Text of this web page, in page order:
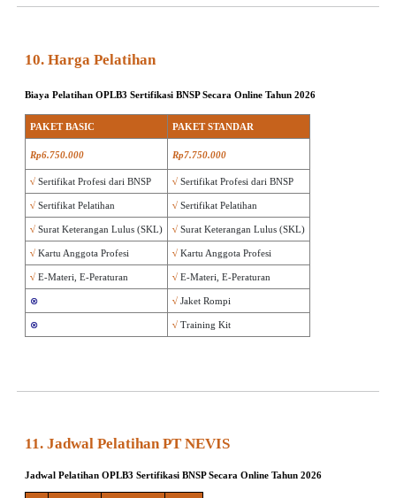
10. Harga Pelatihan
Biaya Pelatihan OPLB3 Sertifikasi BNSP Secara Online Tahun 2026
PAKET BASIC PAKET STANDAR
Rp6.750.000 Rp7.750.000
√ Sertifikat Profesi dari BNSP √ Sertifikat Profesi dari BNSP
√ Sertifikat Pelatihan √ Sertifikat Pelatihan
√ Surat Keterangan Lulus (SKL) √ Surat Keterangan Lulus (SKL)
√ Kartu Anggota Profesi √ Kartu Anggota Profesi
√ E-Materi, E-Peraturan √ E-Materi, E-Peraturan
⊗ √ Jaket Rompi
⊗ √ Training Kit
11. Jadwal Pelatihan PT NEVIS
Jadwal Pelatihan OPLB3 Sertifikasi BNSPSecara Online Tahun 2026